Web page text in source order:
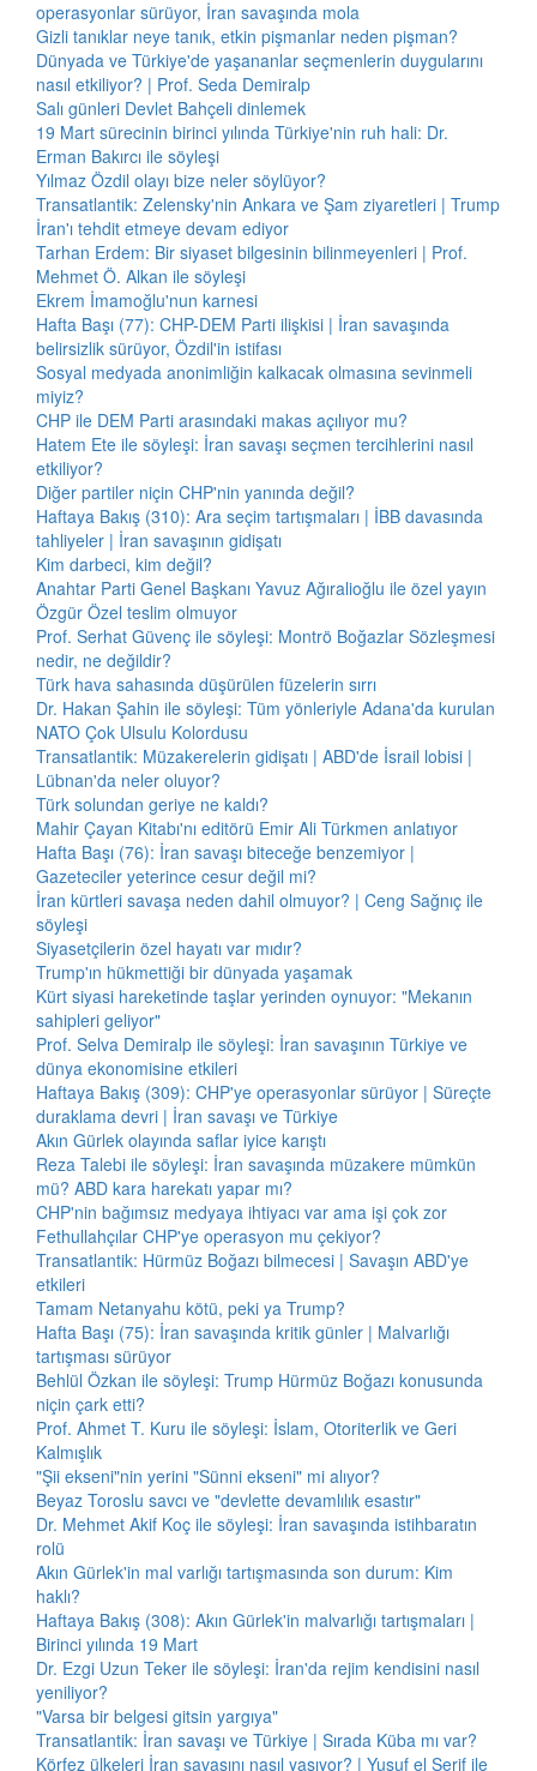
operasyonlar sürüyor, İran savaşında mola
Gizli tanıklar neye tanık, etkin pişmanlar neden pişman?
Dünyada ve Türkiye'de yaşananlar seçmenlerin duygularını
nasıl etkiliyor? | Prof. Seda Demiralp
Salı günleri Devlet Bahçeli dinlemek
19 Mart sürecinin birinci yılında Türkiye'nin ruh hali: Dr.
Erman Bakırcı ile söyleşi
Yılmaz Özdil olayı bize neler söylüyor?
Transatlantik: Zelensky'nin Ankara ve Şam ziyaretleri | Trump
İran'ı tehdit etmeye devam ediyor
Tarhan Erdem: Bir siyaset bilgesinin bilinmeyenleri | Prof.
Mehmet Ö. Alkan ile söyleşi
Ekrem İmamoğlu'nun karnesi
Hafta Başı (77): CHP-DEM Parti ilişkisi | İran savaşında
belirsizlik sürüyor, Özdil'in istifası
Sosyal medyada anonimliğin kalkacak olmasına sevinmeli
miyiz?
CHP ile DEM Parti arasındaki makas açılıyor mu?
Hatem Ete ile söyleşi: İran savaşı seçmen tercihlerini nasıl
etkiliyor?
Diğer partiler niçin CHP'nin yanında değil?
Haftaya Bakış (310): Ara seçim tartışmaları | İBB davasında
tahliyeler | İran savaşının gidişatı
Kim darbeci, kim değil?
Anahtar Parti Genel Başkanı Yavuz Ağıralioğlu ile özel yayın
Özgür Özel teslim olmuyor
Prof. Serhat Güvenç ile söyleşi: Montrö Boğazlar Sözleşmesi
nedir, ne değildir?
Türk hava sahasında düşürülen füzelerin sırrı
Dr. Hakan Şahin ile söyleşi: Tüm yönleriyle Adana'da kurulan
NATO Çok Ulsulu Kolordusu
Transatlantik: Müzakerelerin gidişatı | ABD'de İsrail lobisi |
Lübnan'da neler oluyor?
Türk solundan geriye ne kaldı?
Mahir Çayan Kitabı'nı editörü Emir Ali Türkmen anlatıyor
Hafta Başı (76): İran savaşı biteceğe benzemiyor |
Gazeteciler yeterince cesur değil mi?
İran kürtleri savaşa neden dahil olmuyor? | Ceng Sağnıç ile
söyleşi
Siyasetçilerin özel hayatı var mıdır?
Trump'ın hükmettiği bir dünyada yaşamak
Kürt siyasi hareketinde taşlar yerinden oynuyor: "Mekanın
sahipleri geliyor"
Prof. Selva Demiralp ile söyleşi: İran savaşının Türkiye ve
dünya ekonomisine etkileri
Haftaya Bakış (309): CHP'ye operasyonlar sürüyor | Süreçte
duraklama devri | İran savaşı ve Türkiye
Akın Gürlek olayında saflar iyice karıştı
Reza Talebi ile söyleşi: İran savaşında müzakere mümkün
mü? ABD kara harekatı yapar mı?
CHP'nin bağımsız medyaya ihtiyacı var ama işi çok zor
Fethullahçılar CHP'ye operasyon mu çekiyor?
Transatlantik: Hürmüz Boğazı bilmecesi | Savaşın ABD'ye
etkileri
Tamam Netanyahu kötü, peki ya Trump?
Hafta Başı (75): İran savaşında kritik günler | Malvarlığı
tartışması sürüyor
Behlül Özkan ile söyleşi: Trump Hürmüz Boğazı konusunda
niçin çark etti?
Prof. Ahmet T. Kuru ile söyleşi: İslam, Otoriterlik ve Geri
Kalmışlık
"Şii ekseni"nin yerini "Sünni ekseni" mi alıyor?
Beyaz Toroslu savcı ve "devlette devamlılık esastır"
Dr. Mehmet Akif Koç ile söyleşi: İran savaşında istihbaratın
rolü
Akın Gürlek'in mal varlığı tartışmasında son durum: Kim
haklı?
Haftaya Bakış (308): Akın Gürlek'in malvarlığı tartışmaları |
Birinci yılında 19 Mart
Dr. Ezgi Uzun Teker ile söyleşi: İran'da rejim kendisini nasıl
yeniliyor?
"Varsa bir belgesi gitsin yargıya"
Transatlantik: İran savaşı ve Türkiye | Sırada Küba mı var?
Körfez ülkeleri İran savaşını nasıl yaşıyor? | Yusuf el Şerif ile